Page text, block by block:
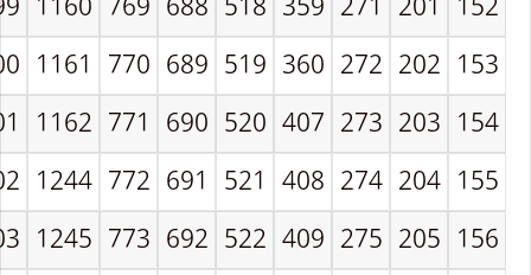
153
202
272
360
519
689
770
1161
154
203
273
407
520
690
771
1162
155
204
274
408
521
691
772
1244
156
205
275
409
522
692
773
1245